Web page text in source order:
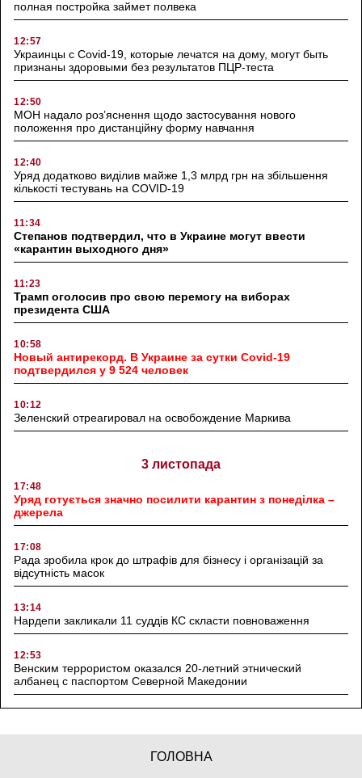
полная постройка займет полвека
12:57
Украинцы с Covid-19, которые лечатся на дому, могут быть
признаны здоровыми без результатов ПЦР-теста
12:50
МОН надало роз’яснення щодо застосування нового
положення про дистанційну форму навчання
12:40
Уряд додатково виділив майже 1,3 млрд грн на збільшення
кількості тестувань на COVID-19
11:34
Степанов подтвердил, что в Украине могут ввести
«карантин выходного дня»
11:23
Трамп оголосив про свою перемогу на виборах
президента США
10:58
Новый антирекорд. В Украине за сутки Covid-19
подтвердился у 9 524 человек
10:12
Зеленский отреагировал на освобождение Маркива
3 листопада
17:48
Уряд готується значно посилити карантин з понеділка –
джерела
17:08
Рада зробила крок до штрафів для бізнесу і організацій за
відсутність масок
13:14
Нардепи закликали 11 суддів КС скласти повноваження
12:53
Венским террористом оказался 20-летний этнический
албанец с паспортом Северной Македонии
ГОЛОВНА